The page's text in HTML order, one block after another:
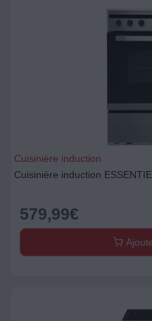
Cuisinière induction
Cuisinière induction
579,99€